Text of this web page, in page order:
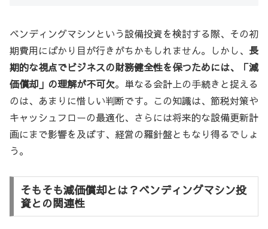
ベンディングマシンという設備投資を検討する際、その初
期費用にばかり目が行きがちかもしれません。しかし、 長
期的な視点でビジネスの財務健全性を保つためには、「減
価償却」の理解が不可欠。単なる会計上の手続きと捉える
のは、あまりに惜しい判断です。この知識は、節税対策や
キャッシュフローの最適化、さらには将来的な設備更新計
画にまで影響を及ぼす、経営の羅針盤ともなり得るでしょ
う。
そもそも減価償却とは？ベンディングマシン投
資との関連性